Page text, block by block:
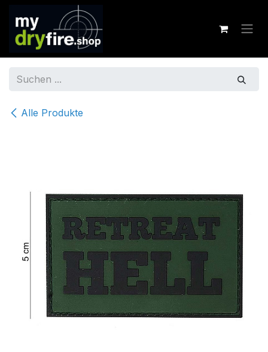
Alle Produkte